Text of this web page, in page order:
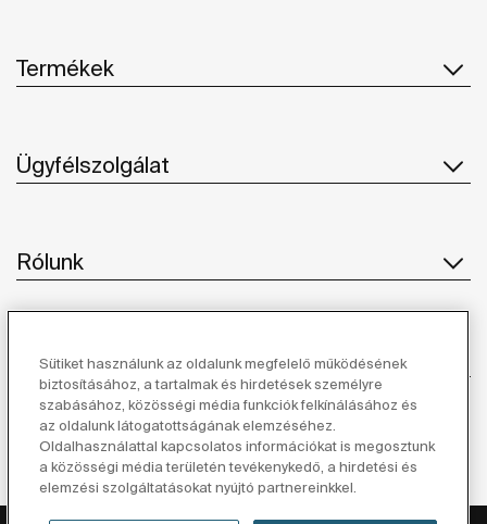
Termékek
Ügyfélszolgálat
Rólunk
Ihlet
Kövessen minket
Sütiket használunk az oldalunk megfelelő működésének
biztosításához, a tartalmak és hirdetések személyre
szabásához, közösségi média funkciók felkínálásához és
az oldalunk látogatottságának elemzéséhez.
Oldalhasználattal kapcsolatos információkat is megosztunk
a közösségi média területén tevékenykedő, a hirdetési és
elemzési szolgáltatásokat nyújtó partnereinkkel.